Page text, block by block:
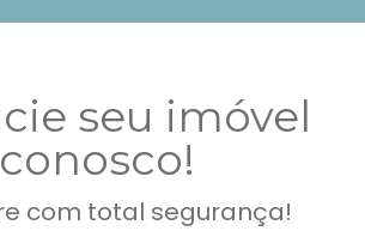
seu imóvel
conosco!
com total segurança!